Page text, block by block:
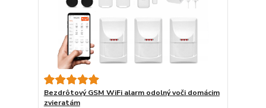
Bezdrôtový GSM WiFi alarm odolný voči domácim
zvieratám